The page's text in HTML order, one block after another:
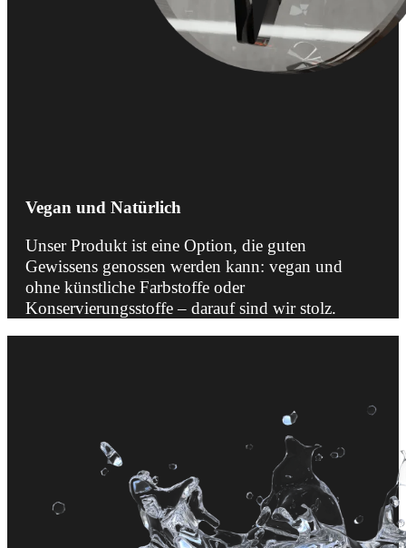
Vegan und Natürlich
Unser Produkt ist eine Option, die guten
Gewissens genossen werden kann: vegan und
ohne künstliche Farbstoffe oder
Konservierungsstoffe – darauf sind wir stolz.